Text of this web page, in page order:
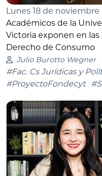
Lunes 18 de
Académicos de la
Victoria exponen en las
Derecho de Consumo
Julio Burotto Wegner
#Fac. Cs Jurídicas y
#ProyectoFondecyt